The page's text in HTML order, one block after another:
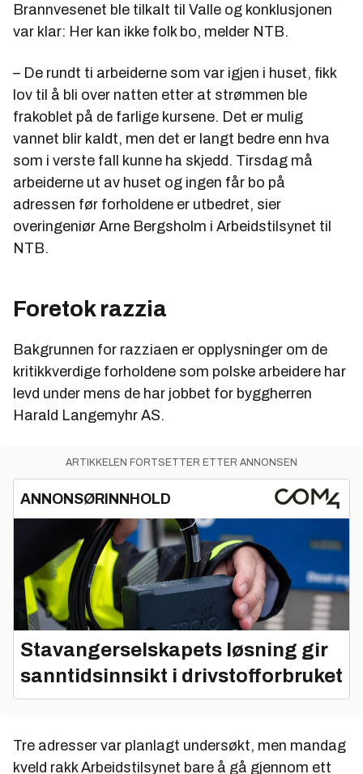
Brannvesenet ble tilkalt til Valle og konklusjonen
var klar: Her kan ikke folk bo, melder NTB.
– De rundt ti arbeiderne som var igjen i huset, fikk
lov til å bli over natten etter at strømmen ble
frakoblet på de farlige kursene. Det er mulig
vannet blir kaldt, men det er langt bedre enn hva
som i verste fall kunne ha skjedd. Tirsdag må
arbeiderne ut av huset og ingen får bo på
adressen før forholdene er utbedret, sier
overingeniør Arne Bergsholm i Arbeidstilsynet til
NTB.
Foretok razzia
Bakgrunnen for razziaen er opplysninger om de
kritikkverdige forholdene som polske arbeidere har
levd under mens de har jobbet for byggherren
Harald Langemyhr AS.
ARTIKKELEN FORTSETTER ETTER ANNONSEN
ANNONSØRINNHOLD
Stavangerselskapets løsning gir
sanntidsinnsikt i drivstofforbruket
Tre adresser var planlagt undersøkt, men mandag
kveld rakk Arbeidstilsynet bare å gå gjennom ett